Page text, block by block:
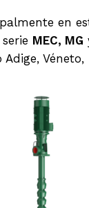
en
MEC, MG